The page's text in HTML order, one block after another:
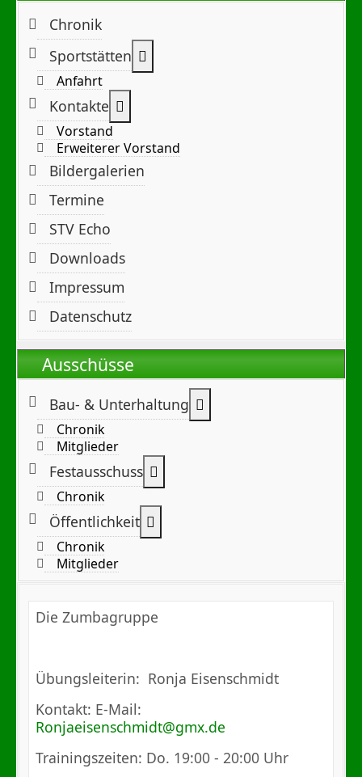
Chronik
Sportstätten
Anfahrt
Kontakte
Vorstand
Erweiterer Vorstand
Bildergalerien
Termine
STV Echo
Downloads
Impressum
Datenschutz
Ausschüsse
Bau- & Unterhaltung
Chronik
Mitglieder
Festausschuss
Chronik
Öffentlichkeit
Chronik
Mitglieder
Die Zumbagruppe
Übungsleiterin: Ronja Eisenschmidt
Kontakt: E-Mail:
Ronjaeisenschmidt@gmx.de
Trainingszeiten: Do. 19:00 - 20:00 Uhr